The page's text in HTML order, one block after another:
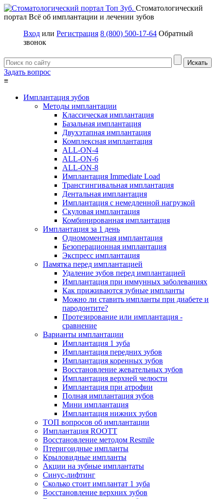
Стоматологический
портал Всё об имплантации и лечении зубов
Вход или Регистрация 8 (800) 500-17-64 Обратный
звонок
Задать вопрос
≡
Имплантация зубов
Методы имплантации
Классическая имплантация
Базальная имплантация
Двухэтапная имплантация
Комплексная имплантация
ALL-ON-4
ALL-ON-6
ALL-ON-8
Имплантация Immediate Load
Трансгингивальная имплантация
Дентальная имплантация
Имплантация с немедленной нагрузкой
Скуловая имплантация
Комбинированная имплантация
Имплантация за 1 день
Одномоментная имплантация
Безоперационная имплантация
Экспресс имплантация
Памятка перед имплантацией
Удаление зубов перед имплантацией
Имплантация при иммунных заболеваниях
Как приживаются зубные импланты
Можно ли ставить импланты при диабете и
пародонтите?
Протезирование или имплантация -
сравнение
Варианты имплантации
Имплантация 1 зуба
Имплантация передних зубов
Имплантация коренных зубов
Восстановление жевательных зубов
Имплантация верхней челюсти
Имплантация при атрофии
Полная имплантация зубов
Мини имплантация
Имплантация нижних зубов
ТОП вопросов об имплантации
Имплантация ROOTT
Восстановление методом Resmile
Птеригоидные импланты
Крыловидные импланты
Акции на зубные имплантаты
Синус-лифтинг
Сколько стоит имплантат 1 зуба
Восстановление верхних зубов